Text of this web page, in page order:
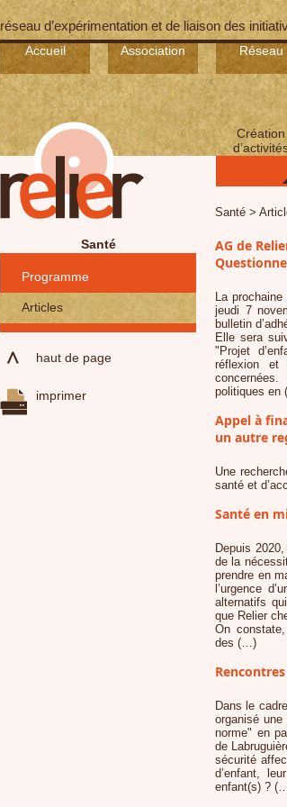
réseau d’expérimentation et de liaison des
Accueil Association Réseau
Création
Santé
Programme
Articles
haut de page
imprimer
Santé >
AG de
La
jeudi 7
bulletin
Elle sera
"Projet
réflexion et
politiques en
Appel à
un autre
Une
santé et
Santé en
Depuis
de la
prendre en
l’urgence
alternatifs
que Relier
On
des (…)
Dans le
organisé
norme" en
de
sécurité
d’enfant,
enfant(s) ?